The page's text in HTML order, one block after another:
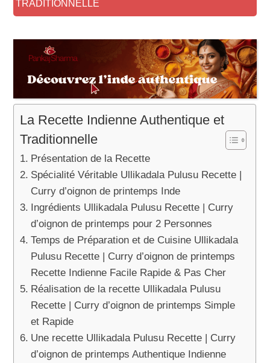
TRADITIONNELLE
La Recette Indienne Authentique et
Traditionnelle
Présentation de la Recette
Spécialité Véritable Ullikadala Pulusu Recette |
Curry d’oignon de printemps Inde
Ingrédients Ullikadala Pulusu Recette | Curry
d’oignon de printemps pour 2 Personnes
Temps de Préparation et de Cuisine Ullikadala
Pulusu Recette | Curry d’oignon de printemps
Recette Indienne Facile Rapide & Pas Cher
Réalisation de la recette Ullikadala Pulusu
Recette | Curry d’oignon de printemps Simple
et Rapide
Une recette Ullikadala Pulusu Recette | Curry
d’oignon de printemps Authentique Indienne